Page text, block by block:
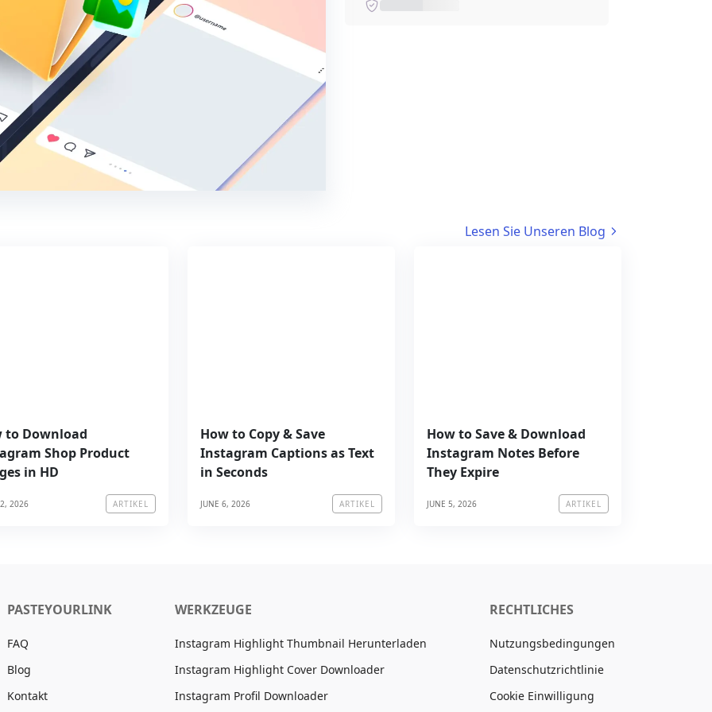
Lesen Sie Unseren Blog
2026 ARTIKEL
to Download
Shop Product
in HD
JUNE 6, 2026 ARTIKEL
How to Copy & Save
Instagram Captions as Text
in Seconds
JUNE 5, 2026 ARTIKEL
How to Save & Download
Instagram Notes Before
They Expire
PASTEYOURLINK
FAQ
Blog
Kontakt
WERKZEUGE
Instagram Highlight Thumbnail Herunterladen
Instagram Highlight Cover Downloader
Instagram Profil Downloader
RECHTLICHES
Nutzungsbedingungen
Datenschutzrichtlinie
Cookie Einwilligung